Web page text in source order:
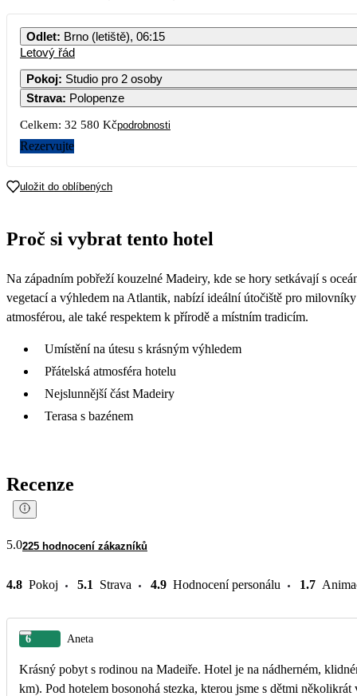
Odlet: Brno (letiště), 06:15
Letový řád
Pokoj: Studio pro 2 osoby
Strava: Polopenze
Celkem: 32 580 Kčpodrobnosti
Rezervujte
uložit do oblíbených
Proč si vybrat tento hotel
Na západním pobřeží kouzelné Madeiry, kde se hory setkávají s
vegetací a výhledem na Atlantik, nabízí ideální útočiště pro
atmosférou, ale také respektem k přírodě a místním tradicím.
Umístění na útesu s krásným výhledem
Přátelská atmosféra hotelu
Nejslunnější část Madeiry
Terasa s bazénem
Recenze
5.0225 hodnocení zákazníků
4.8 Pokoj 5.1 Strava 4.9 Hodnocení personálu 1.7
6 Aneta
Krásný pobyt s rodinou na Madeiře. Hotel je na nádherném,
km). Pod hotelem bosonohá stezka, kterou jsme s dětmi